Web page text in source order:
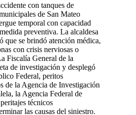
con tanques de
de San Mateo
temporal con capacidad
preventiva. La alcaldesa
se brindó atención médica,
con crisis nerviosas o
Fiscalía General de la
de investigación y desplegó
Federal, peritos
de la Agencia de Investigación
la Agencia Federal de
técnicos
las causas del siniestro.